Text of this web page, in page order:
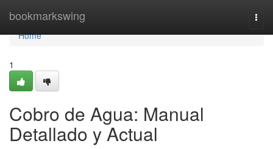
bookmarkswing
Home
Home
1
Cobro de Agua: Manual
Detallado y Actual